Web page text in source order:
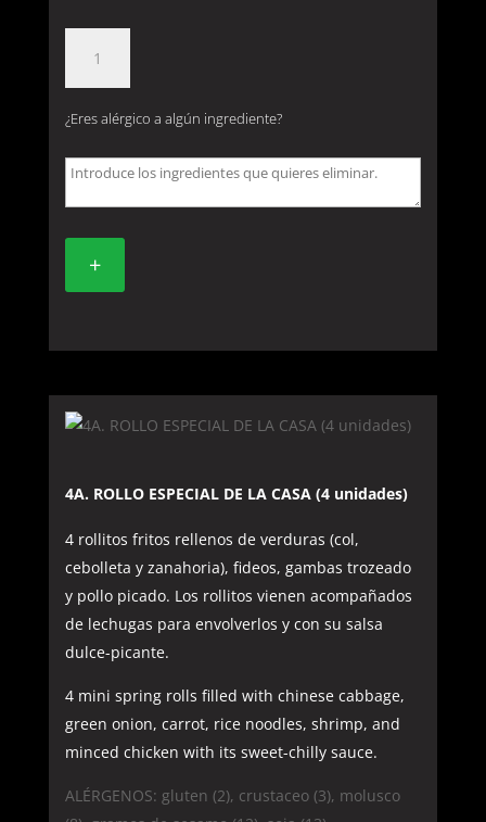
GAMBAS
cantidad
¿Eres alérgico a algún ingrediente?
+
4A. ROLLO ESPECIAL DE LA CASA (4 unidades)
4 rollitos fritos rellenos de verduras (col,
cebolleta y zanahoria), fideos, gambas trozeado
y pollo picado. Los rollitos vienen acompañados
de lechugas para envolverlos y con su salsa
dulce-picante.
4 mini spring rolls filled with chinese cabbage,
green onion, carrot, rice noodles, shrimp, and
minced chicken with its sweet-chilly sauce.
ALÉRGENOS: gluten (2), crustaceo (3), molusco